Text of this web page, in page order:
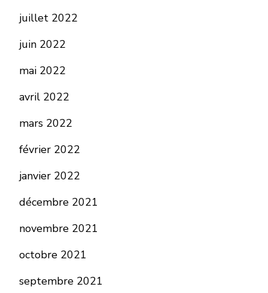
juillet 2022
juin 2022
mai 2022
avril 2022
mars 2022
février 2022
janvier 2022
décembre 2021
novembre 2021
octobre 2021
septembre 2021